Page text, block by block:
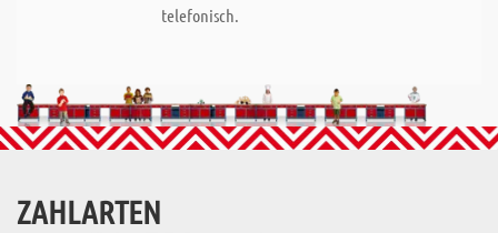
telefonisch.
ZAHLARTEN